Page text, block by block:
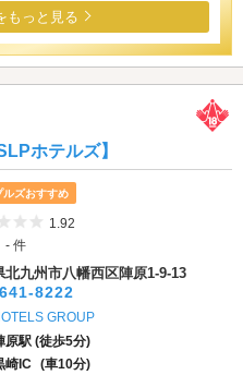
もっと見る
ホテルズ】
ルズおすすめ
5つ星のうち1.5
1.92
- 件
北九州市八幡西区陣原1-9-13
8222
GROUP
原駅 (徒歩5分)
崎IC (車10分)